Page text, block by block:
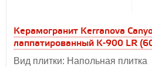
Керамогранит Kerranova
лаппатированный K-900 LR
Вид плитки: Напольная плитка